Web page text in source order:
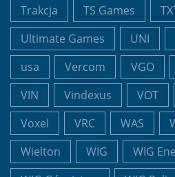
Trakcja
TS Games
Ultimate Games
UNI
usa
Vercom VGO
VIN
Vindexus VOT
Voxel
VRC WAS
Wielton
WIG
WIG